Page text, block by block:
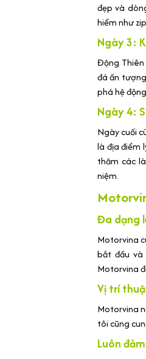
đẹp và
hiểm như
Ngày 3:
Động
đá ấn
phá hệ
Ngày 4:
Ngày cuối
là địa điểm
thăm các
niệm.
Đa dạng
Motorvina
bắt đầu và
Motorvina
Vị trí
Motorvina
tôi cũng
Luôn